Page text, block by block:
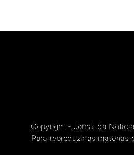
Copyright - Jornal da
Para reproduzir as